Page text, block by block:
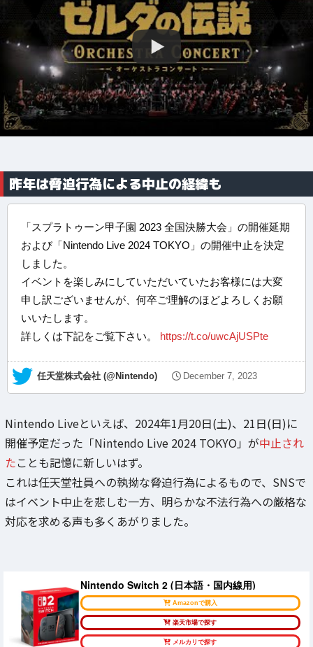
昨年は脅迫行為による中止の経緯も
「スプラトゥーン甲子園 2023 全国決勝大会」の開催延期
および「Nintendo Live 2024 TOKYO」の開催中止を決定
しました。
イベントを楽しみにしていただいていたお客様には大変
申し訳ございませんが、何卒ご理解のほどよろしくお願
いいたします。
詳しくは下記をご覧下さい。 https://t.co/uwcAjUSPte
— 任天堂株式会社 (@Nintendo) December 7, 2023
Nintendo Liveといえば、2024年1月20日(土)、21日(日)に
開催予定だった「Nintendo Live 2024 TOKYO」が中止され
たことも記憶に新しいはず。
これは任天堂社員への執拗な脅迫行為によるもので、SNSで
はイベント中止を悲しむ一方、明らかな不法行為への厳格な
対応を求める声も多くあがりました。
Nintendo Switch 2 (日本語・国内線用)
Amazonで購入
楽天市場で探す
メルカリで探す